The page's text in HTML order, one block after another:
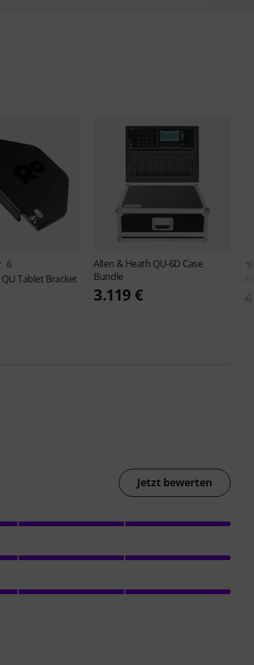
6
QU Tablet Bracket
Allen & Heath QU-6D Case
Bundle
3.119 €
Jetzt bewerten